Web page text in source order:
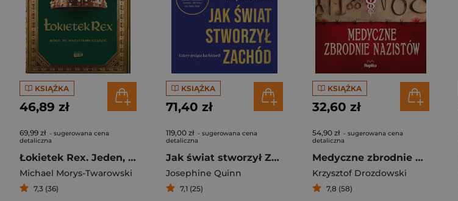
KSIĄŻKA
46,89 zł
69,99 zł - sugerowana cena
detaliczna
Łokietek Rex. Jeden, by wszystkimi rządzić
Michael Morys-Twarowski
7,3 (36)
KSIĄŻKA
71,40 zł
119,00 zł - sugerowana cena
detaliczna
Jak świat stworzył Zachód. Cztery tysiące lat historii
Josephine Quinn
7,1 (25)
KSIĄŻKA
32,60 zł
54,90 zł - sugerowana cena
detaliczna
Medyczne zbrodnie nazistów
Krzysztof Drozdowski
7,8 (58)